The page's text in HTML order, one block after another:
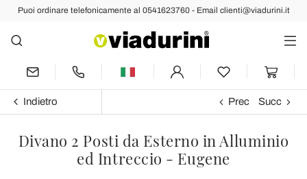
Puoi ordinare telefonicamente al 0541623760 - Email clienti@viadurini.it
Indietro Prec Succ
Divano 2 Posti da Esterno in Alluminio
ed Intreccio - Eugene